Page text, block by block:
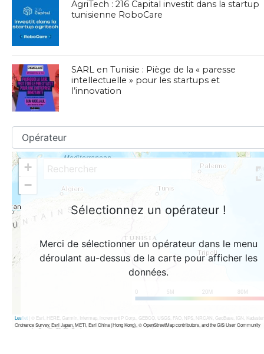
AgriTech : 216 Capital investit dans la startup
tunisienne RoboCare
SARL en Tunisie : Piège de la « paresse
intellectuelle » pour les startups et
l’innovation